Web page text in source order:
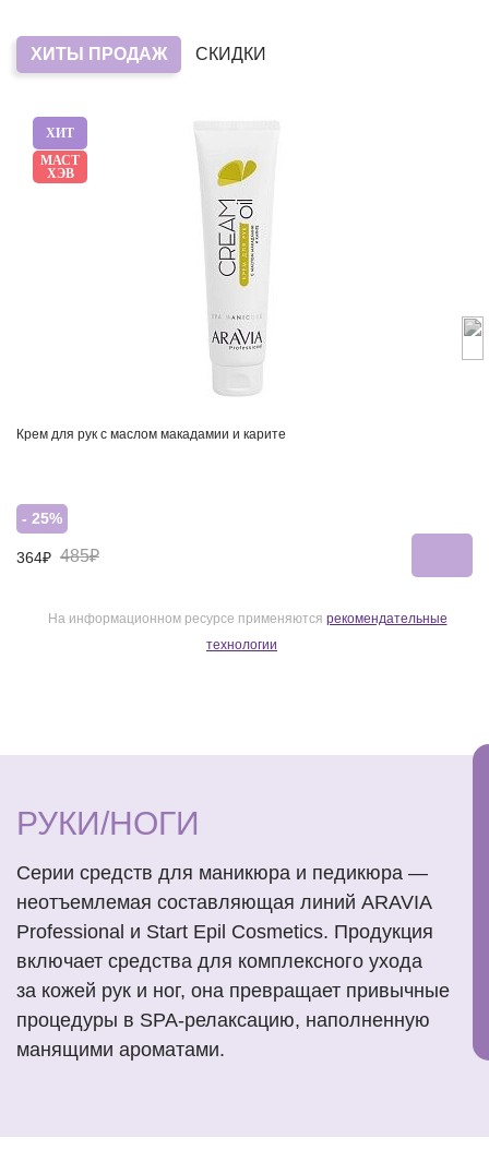
ХИТЫ ПРОДАЖ СКИДКИ
ХИТ
МАСТ
ХЭВ
Крем для рук с маслом макадамии и карите
- 25%
364₽ 485₽
На информационном ресурсе применяются рекомендательные
технологии
РУКИ/НОГИ
Серии средств для маникюра и педикюра —
неотъемлемая составляющая линий ARAVIA
Professional и Start Epil Cosmetics. Продукция
включает средства для комплексного ухода
за кожей рук и ног, она превращает привычные
процедуры в SPA-релаксацию, наполненную
манящими ароматами.